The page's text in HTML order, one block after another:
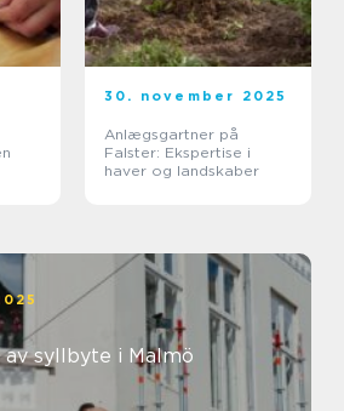
30. november 2025
Anlægsgartner på
Falster: Ekspertise i
haver og landskaber
syllbyte i Malmö